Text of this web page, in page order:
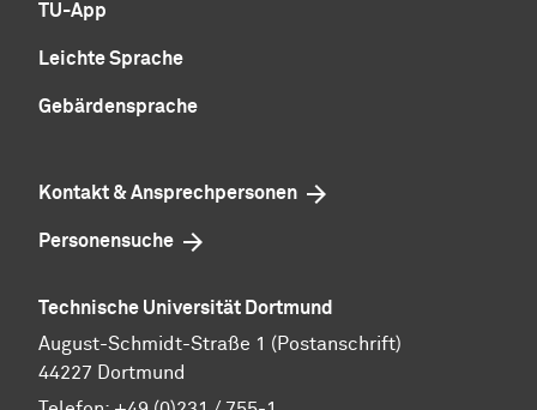
TU-App
Leichte Sprache
Gebärdensprache
Kontakt & Ansprechpersonen
Personensuche
Technische Universität Dortmund
August-Schmidt-Straße 1 (Postanschrift)
44227 Dortmund